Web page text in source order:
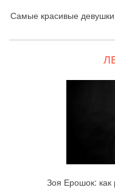
Самые красивые
Зоя Ерошок: как